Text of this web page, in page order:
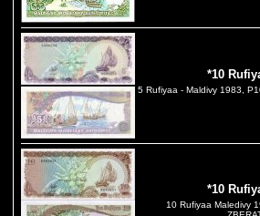
*10
5 Rufiyaa - Maldivy 1983,
*10
10 Rufiyaa Maledivy